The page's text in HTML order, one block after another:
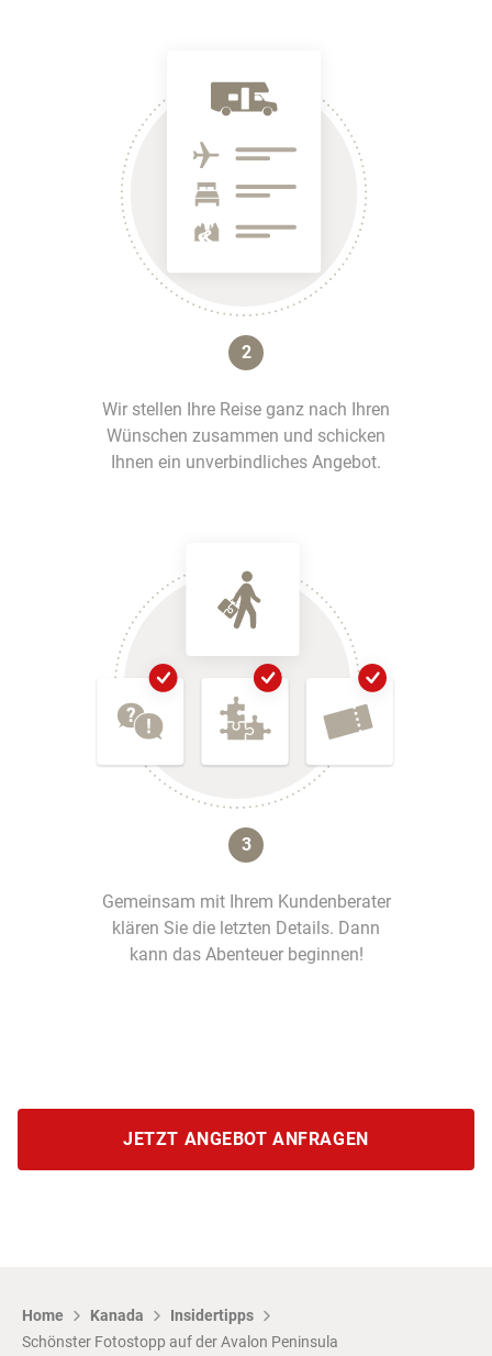
Home Kanada
Insidertipps
Schönster Fotostopp auf der Avalon Peninsula
JETZT ANGEBOT ANFRAGEN
2
Wir stellen Ihre Reise ganz nach Ihren
Wünschen zusammen und schicken
Ihnen ein unverbindliches Angebot.
3
Gemeinsam mit Ihrem Kundenberater
klären Sie die letzten Details. Dann
kann das Abenteuer beginnen!